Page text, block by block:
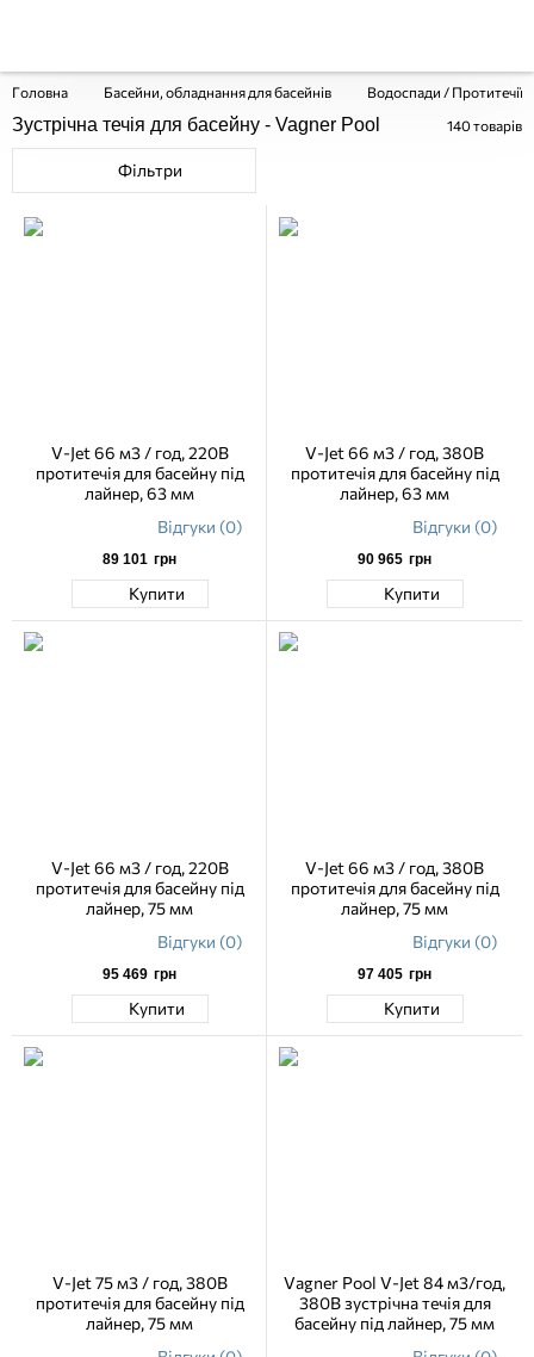
Головна Басейни, обладнання для басейнів Водоспади / Протитечії
Зустрічна течія для басейну - Vagner Pool 140товарів
Фільтри
V-Jet 66 м3 / год, 220В
протитечія для басейну під
лайнер, 63 мм
Відгуки (0)
89 101 грн
Купити
V-Jet 66 м3 / год, 380В
протитечія для басейну під
лайнер, 63 мм
Відгуки (0)
90 965 грн
Купити
V-Jet 66 м3 / год, 220В
протитечія для басейну під
лайнер, 75 мм
Відгуки (0)
95 469 грн
Купити
V-Jet 66 м3 / год, 380В
протитечія для басейну під
лайнер, 75 мм
Відгуки (0)
97 405 грн
Купити
V-Jet 75 м3 / год, 380В
протитечія для басейну під
лайнер, 75 мм
Vagner Pool V-Jet 84 м3/год,
380В зустрічна течія для
басейну під лайнер, 75 мм